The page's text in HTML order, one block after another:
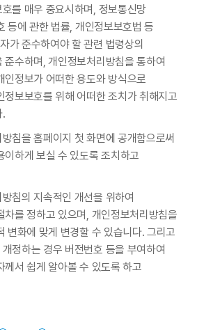
를 매우 중요시하며, 정보통신망
등에 관한 법률, 개인정보보호법 등
가 준수하여야 할 관련 법령상의
준수하며, 개인정보처리방침을 통하여
인정보가 어떠한 용도와 방식으로
정보보호를 위해 어떠한 조치가 취해지고
.
침을 홈페이지 첫 화면에 공개함으로써
이하게 보실 수 있도록 조치하고
침의 지속적인 개선을 위하여
차를 정하고 있으며, 개인정보처리방침을
변화에 맞게 변경할 수 있습니다. 그리고
정하는 경우 버전번호 등을 부여하여
께서 쉽게 알아볼 수 있도록 하고